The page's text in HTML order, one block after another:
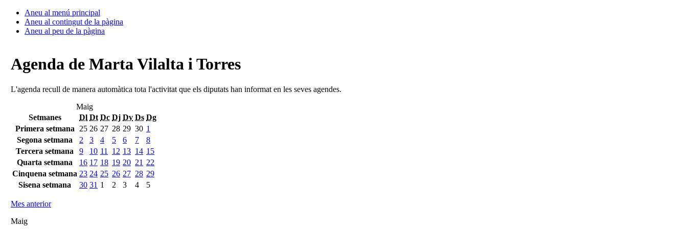
Aneu al menú principal
Aneu al contingut de la pàgina
Aneu al peu de la pàgina
Agenda de Marta Vilalta i Torres
L'agenda recull de manera automàtica tota l'activitat que els diputats han informat en les seves agendes.
Maig
Setmanes
Dl Dt Dc Dj Dv Ds Dg
Primera setmana
25 26 27 28 29 30 1
Segona setmana
2 3 4 5 6 7
8
Tercera setmana
9 10 11 12 13 14 15
Quarta setmana
16 17 18 19 20 21 22
Cinquena setmana 23 24 25 26 27 28 29
Sisena setmana
30 31 1 2 3 4 5
Mes anterior
Maig